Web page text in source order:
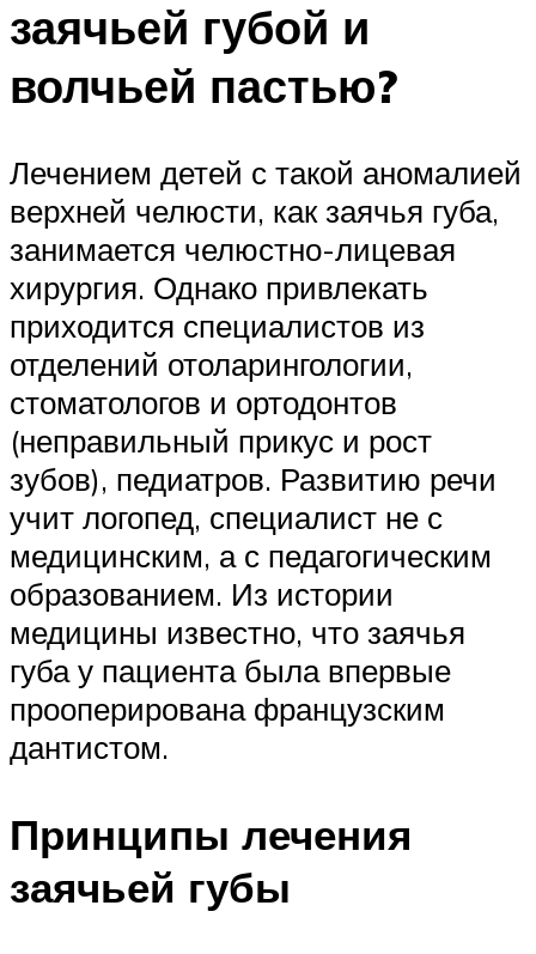
заячьей губой и
волчьей пастью?
Лечением детей с такой аномалией
верхней челюсти, как заячья губа,
занимается челюстно-лицевая
хирургия. Однако привлекать
приходится специалистов из
отделений отоларингологии,
стоматологов и ортодонтов
(неправильный прикус и рост
зубов), педиатров. Развитию речи
учит логопед, специалист не с
медицинским, а с педагогическим
образованием. Из истории
медицины известно, что заячья
губа у пациента была впервые
прооперирована французским
дантистом.
Принципы лечения
заячьей губы